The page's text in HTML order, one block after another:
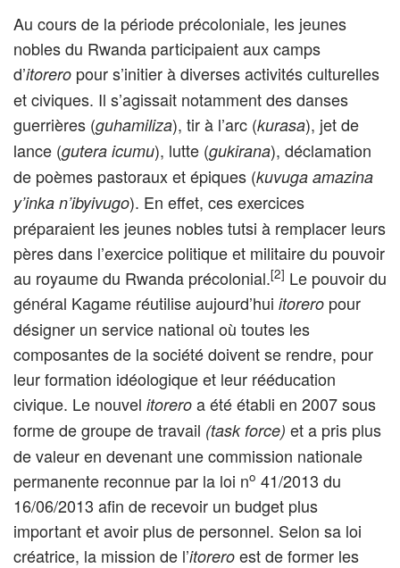
Au cours de la période précoloniale, les jeunes
nobles du Rwanda participaient aux camps
d’itorero pour s’initier à diverses activités culturelles
et civiques. Il s’agissait notamment des danses
guerrières (guhamiliza), tir à l’arc (kurasa), jet de
lance (gutera icumu), lutte (gukirana), déclamation
de poèmes pastoraux et épiques (kuvuga amazina
y’inka n’ibyivugo). En effet, ces exercices
préparaient les jeunes nobles tutsi à remplacer leurs
pères dans l’exercice politique et militaire du pouvoir
au royaume du Rwanda précolonial.[2] Le pouvoir du
général Kagame réutilise aujourd’hui itorero pour
désigner un service national où toutes les
composantes de la société doivent se rendre, pour
leur formation idéologique et leur rééducation
civique. Le nouvel itorero a été établi en 2007 sous
forme de groupe de travail (task force) et a pris plus
de valeur en devenant une commission nationale
permanente reconnue par la loi no 41/2013 du
16/06/2013 afin de recevoir un budget plus
important et avoir plus de personnel. Selon sa loi
créatrice, la mission de l’itorero est de former les